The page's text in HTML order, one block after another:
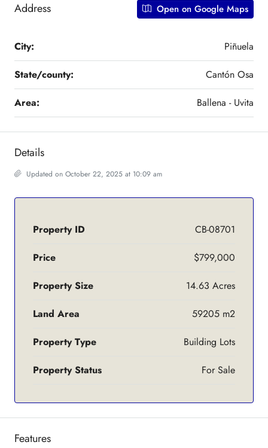
Address Open on Google Maps
City: Piñuela
State/county: Cantón Osa
Area: Ballena - Uvita
Details
Updated on October 22, 2025 at 10:09 am
Property ID CB-08701
Price $799,000
Property Size 14.63 Acres
Land Area 59205 m2
Property Type Building Lots
Property Status For Sale
Features